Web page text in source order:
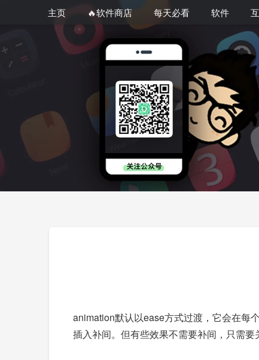
主页 🔥软件商店 每天必看 软件
animation默认以ease方式过渡，它会在每
插入补间。但有些效果不需要补间，只需要